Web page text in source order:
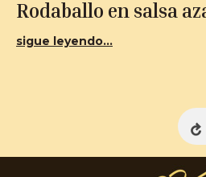
Rodaballo en salsa
sigue leyendo...